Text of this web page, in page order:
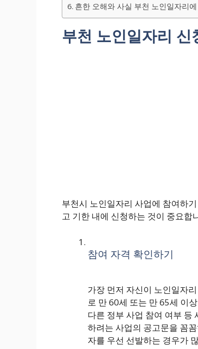
흔한 오해와 사실 부천 노인일자리
부천 노인일자리 신
부천시 노인일자리 사업에 참여하
고 기한 내에 신청하는 것이 중요합
참여 자격 확인하기
가장 먼저 자신이 노인일자
로 만 60세 또는 만 65세 이
다른 정부 사업 참여 여부 등
하려는 사업의 공고문을 꼼
자를 우선 선발하는 경우가